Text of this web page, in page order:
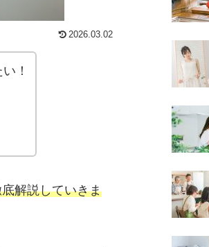
2026.03.02
！
解説していきま